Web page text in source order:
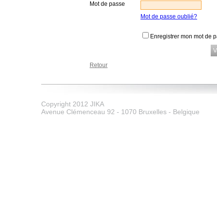
Mot de passe
Mot de passe oublié?
Enregistrer mon mot de
Retour
Copyright 2012 JIKA
Avenue Clémenceau 92 - 1070 Bruxelles - Belgique